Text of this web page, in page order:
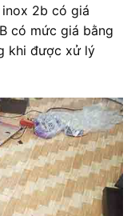
2b có giá
có mức giá bằng
khi được xử lý